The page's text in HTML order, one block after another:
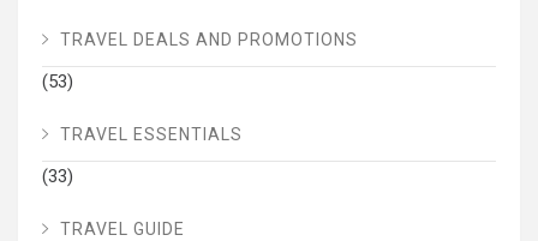
TRAVEL DEALS AND PROMOTIONS
(53)
TRAVEL ESSENTIALS
(33)
TRAVEL GUIDE